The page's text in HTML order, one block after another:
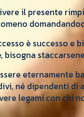
il presente
è successo e
bisogna
eternamente
né dipendenti di
legami con chi